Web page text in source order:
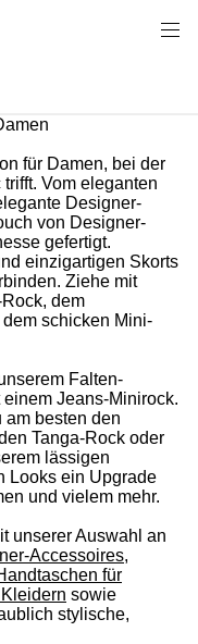
für Damen, bei der
Vom eleganten
Designer-
von Designer-
gefertigt.
einzigartigen Skorts
Ziehe mit
dem
schicken Mini-
Falten-
Jeans-Minirock.
am besten den
Tanga-Rock oder
lässigen
Looks ein Upgrade
und vielem mehr.
unserer Auswahl an
Accessoires,
für
sowie
stylische,